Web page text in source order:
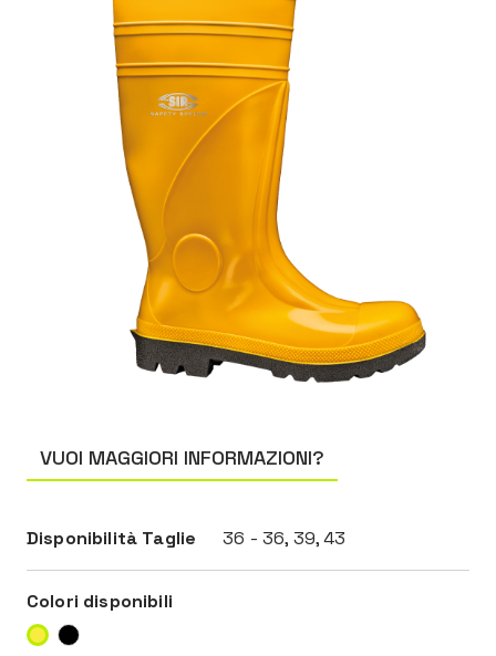
VUOI MAGGIORI INFORMAZIONI?
Disponibilità Taglie 36 - 36, 39, 43
Colori disponibili